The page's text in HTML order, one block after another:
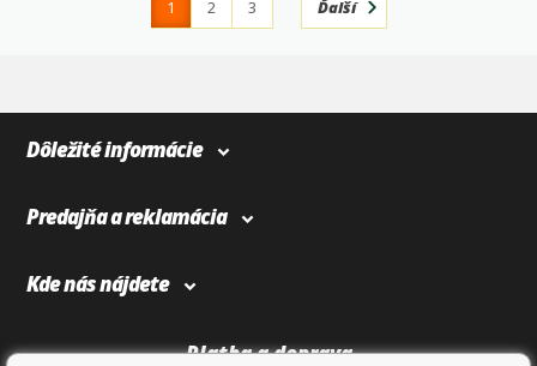
1 2
3
Ďalší
Dôležité informácie
Predajňa a reklamácia
Kde nás nájdete
Platba a doprava